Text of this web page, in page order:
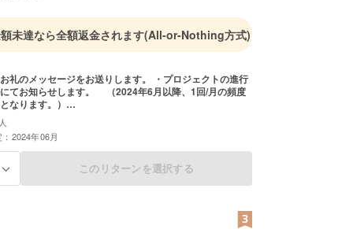
める。
未達なら全額返金されます(All-or-Nothing方式)
礼のメッセージをお送りします。 ・プロジェクトの進行
てお知らせします。 （2024年6月以降、1回/月の頻度
なります。）
※支援時に上
です。 応援の気持ちの上乗せ大歓迎です。 ※リターンは
です。
2024年06月
このリターンを選択する